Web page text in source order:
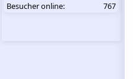
Besucher online:
767